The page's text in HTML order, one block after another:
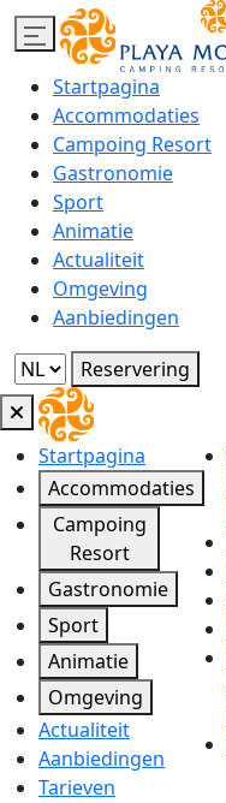
Startpagina
Accommodaties
Campoing Resort
Gastronomie
Sport
Animatie
Actualiteit
Omgeving
Aanbiedingen
Reservering
Startpagina
Accommodaties
Campoing
Resort
Gastronomie
Sport
Animatie
Omgeving
Actualiteit
Aanbiedingen
Tarieven